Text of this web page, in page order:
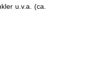
u.v.a. (ca.